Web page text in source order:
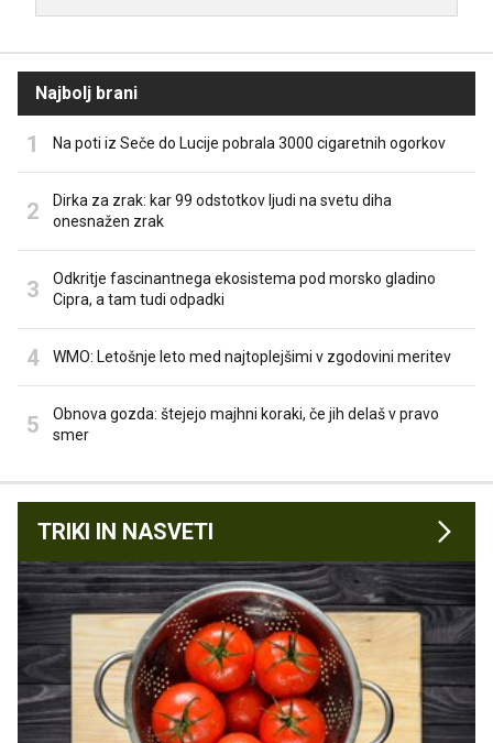
Najbolj brani
Na poti iz Seče do Lucije pobrala 3000 cigaretnih ogorkov
Dirka za zrak: kar 99 odstotkov ljudi na svetu diha
onesnažen zrak
Odkritje fascinantnega ekosistema pod morsko gladino
Cipra, a tam tudi odpadki
WMO: Letošnje leto med najtoplejšimi v zgodovini meritev
Obnova gozda: štejejo majhni koraki, če jih delaš v pravo
smer
TRIKI IN NASVETI